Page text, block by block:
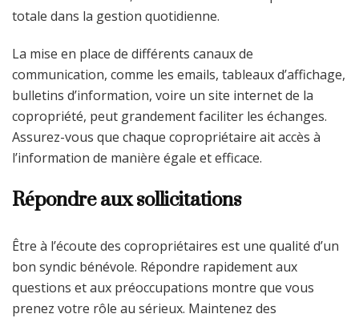
totale dans la gestion quotidienne.
La mise en place de différents canaux de
communication, comme les emails, tableaux d’affichage,
bulletins d’information, voire un site internet de la
copropriété, peut grandement faciliter les échanges.
Assurez-vous que chaque copropriétaire ait accès à
l’information de manière égale et efficace.
Répondre aux sollicitations
Être à l’écoute des copropriétaires est une qualité d’un
bon syndic bénévole. Répondre rapidement aux
questions et aux préoccupations montre que vous
prenez votre rôle au sérieux. Maintenez des